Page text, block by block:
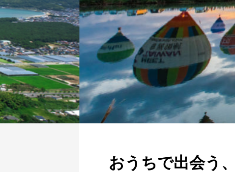
おうちで出会う、